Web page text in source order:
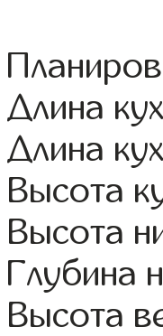
Длина
Длина
Высота
Высота
Глубина
Высота